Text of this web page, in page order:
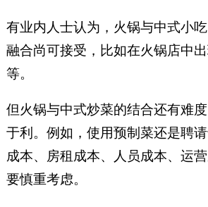
有业内人士认为，火锅与中式小
融合尚可接受，比如在火锅店中
等。
但火锅与中式炒菜的结合还有难
于利。例如，使用预制菜还是聘
成本、房租成本、人员成本、运
要慎重考虑。